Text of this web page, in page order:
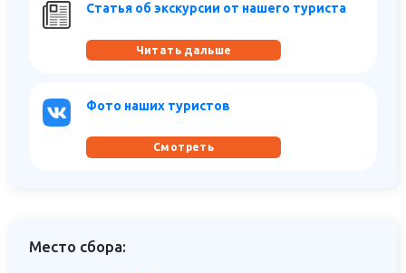
Статья об экскурсии от нашего туриста
Читать дальше
Фото наших туристов
Смотреть
Место сбора: